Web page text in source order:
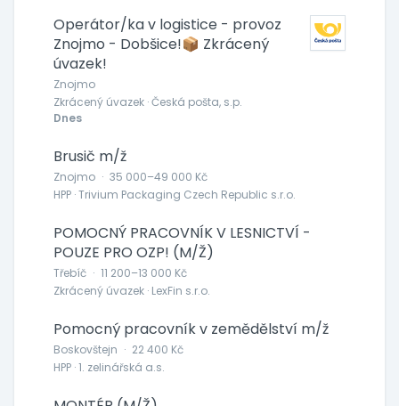
Operátor/ka v logistice - provoz
Znojmo - Dobšice!📦 Zkrácený
úvazek!
Znojmo
Zkrácený úvazek · Česká pošta, s.p.
Dnes
Brusič m/ž
Znojmo · 35 000–49 000 Kč
HPP · Trivium Packaging Czech Republic s.r.o.
POMOCNÝ PRACOVNÍK V LESNICTVÍ -
POUZE PRO OZP! (M/Ž)
Třebíč · 11 200–13 000 Kč
Zkrácený úvazek · LexFin s.r.o.
Pomocný pracovník v zemědělství m/ž
Boskovštejn · 22 400 Kč
HPP · 1. zelinářská a.s.